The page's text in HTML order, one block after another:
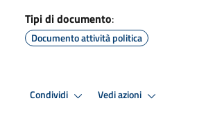
Tipi di documento:
Documento attività politica
Condividi Vedi azioni